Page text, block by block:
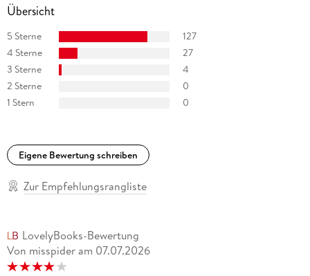
Übersicht
5 Sterne
127
4 Sterne
27
3 Sterne
4
2 Sterne
0
1 Stern
0
Eigene Bewertung schreiben
Zur Empfehlungsrangliste
LovelyBooks-Bewertung
Von misspider am 07.07.2026